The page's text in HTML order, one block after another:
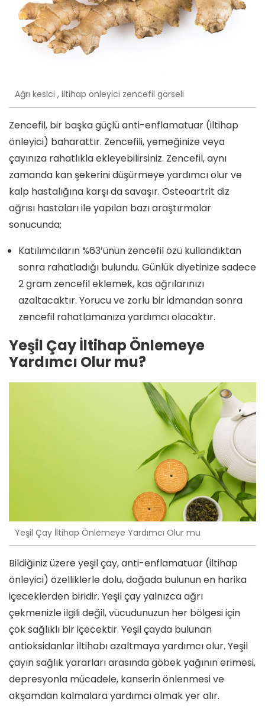
Ağrı kesici , iltihap önleyici zencefil görseli
Zencefil, bir başka güçlü anti-enflamatuar (iltihap
önleyici) baharattır. Zencefili, yemeğinize veya
çayınıza rahatlıkla ekleyebilirsiniz. Zencefil, aynı
zamanda kan şekerini düşürmeye yardımcı olur ve
kalp hastalığına karşı da savaşır. Osteoartrit diz
ağrısı hastaları ile yapılan bazı araştırmalar
sonucunda;
Katılımcıların %63’ünün zencefil özü kullandıktan
sonra rahatladığı bulundu. Günlük diyetinize sadece
2 gram zencefil eklemek, kas ağrılarınızı
azaltacaktır. Yorucu ve zorlu bir idmandan sonra
zencefil rahatlamanıza yardımcı olacaktır.
Yeşil Çay İltihap Önlemeye
Yardımcı Olur mu?
Yeşil Çay İltihap Önlemeye Yardımcı Olur mu
Bildiğiniz üzere yeşil çay, anti-enflamatuar (iltihap
önleyici) özelliklerle dolu, doğada bulunun en harika
içeceklerden biridir. Yeşil çay yalnızca ağrı
çekmenizle ilgili değil, vücudunuzun her bölgesi için
çok sağlıklı bir içecektir. Yeşil çayda bulunan
antioksidanlar iltihabı azaltmaya yardımcı olur. Yeşil
çayın sağlık yararları arasında göbek yağının erimesi,
depresyonla mücadele, kanserin önlenmesi ve
akşamdan kalmalara yardımcı olmak yer alır.